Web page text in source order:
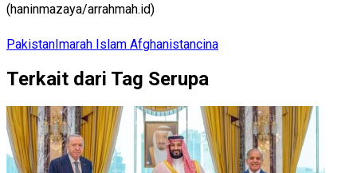
(haninmazaya/arrahmah.id)
PakistanImarah Islam Afghanistancina
Terkait dari Tag Serupa